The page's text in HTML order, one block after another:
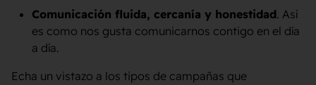
Comunicación fluida, cercanía y honestidad. Así
es como nos gusta comunicarnos contigo en el día
a día.
Echa un vistazo a los tipos de campañas que